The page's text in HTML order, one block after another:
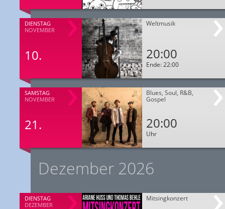
DIENSTAG
NOVEMBER
10.
Weltmusik
20:00
Ende: 22:00
SAMSTAG
NOVEMBER
21.
Blues, Soul, R&B,
Gospel
20:00
Uhr
Dezember 2026
DIENSTAG
DEZEMBER
Mitsingkonzert